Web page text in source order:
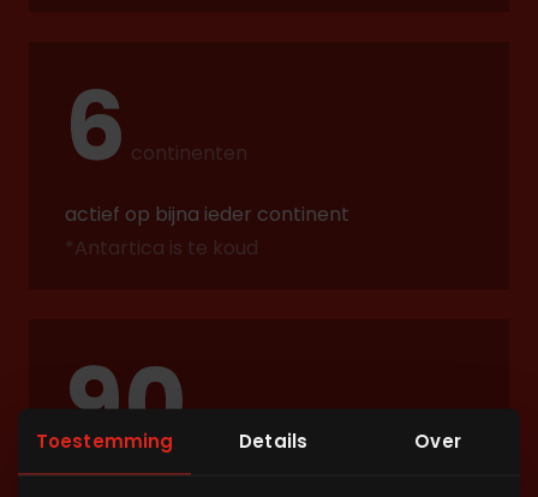
Toestemming Details Over
6 continenten
actief op bijna ieder continent
*Antartica is te koud
90